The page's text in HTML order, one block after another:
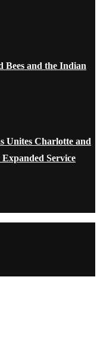
Bees and the Indian
Unites Charlotte and
Service